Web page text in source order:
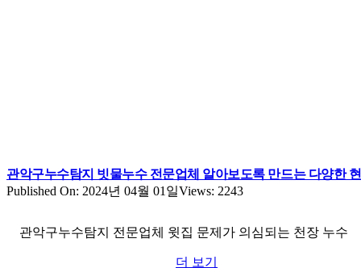
관악구누수탐지 빗물누수 전문업체 알아보도록 만드는 다양한
Published On: 2024년 04월 01일Views: 2243
관악구누수탐지 전문업체 윗집 문제가 의심되는 천장 누수
더 보기